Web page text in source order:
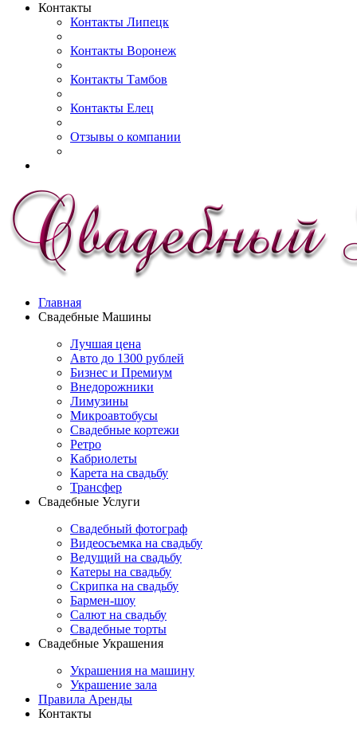
Контакты
Контакты Липецк
Контакты Воронеж
Контакты Тамбов
Контакты Елец
Отзывы о компании
Главная
Свадебные Машины
Лучшая цена
Авто до 1300 рублей
Бизнес и Премиум
Внедорожники
Лимузины
Микроавтобусы
Свадебные кортежи
Ретро
Кабриолеты
Карета на свадьбу
Трансфер
Свадебные Услуги
Свадебный фотограф
Видеосъемка на свадьбу
Ведущий на свадьбу
Катеры на свадьбу
Скрипка на свадьбу
Бармен-шоу
Салют на свадьбу
Свадебные торты
Свадебные Украшения
Украшения на машину
Украшение зала
Правила Аренды
Контакты